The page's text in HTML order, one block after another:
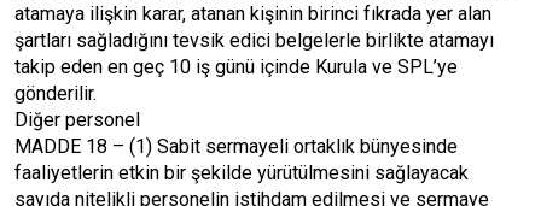
atamaya ilişkin karar, atanan kişinin birinci fıkrada yer alan
şartları sağladığını tevsik edici belgelerle birlikte atamayı
takip eden en geç 10 iş günü içinde Kurula ve SPL’ye
gönderilir.
Diğer personel
MADDE 18 – (1) Sabit sermayeli ortaklık bünyesinde
faaliyetlerin etkin bir şekilde yürütülmesini sağlayacak
sayıda nitelikli personelin istihdam edilmesi ve sermaye